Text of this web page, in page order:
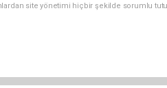
site yönetimi hiçbir şekilde sorumlu